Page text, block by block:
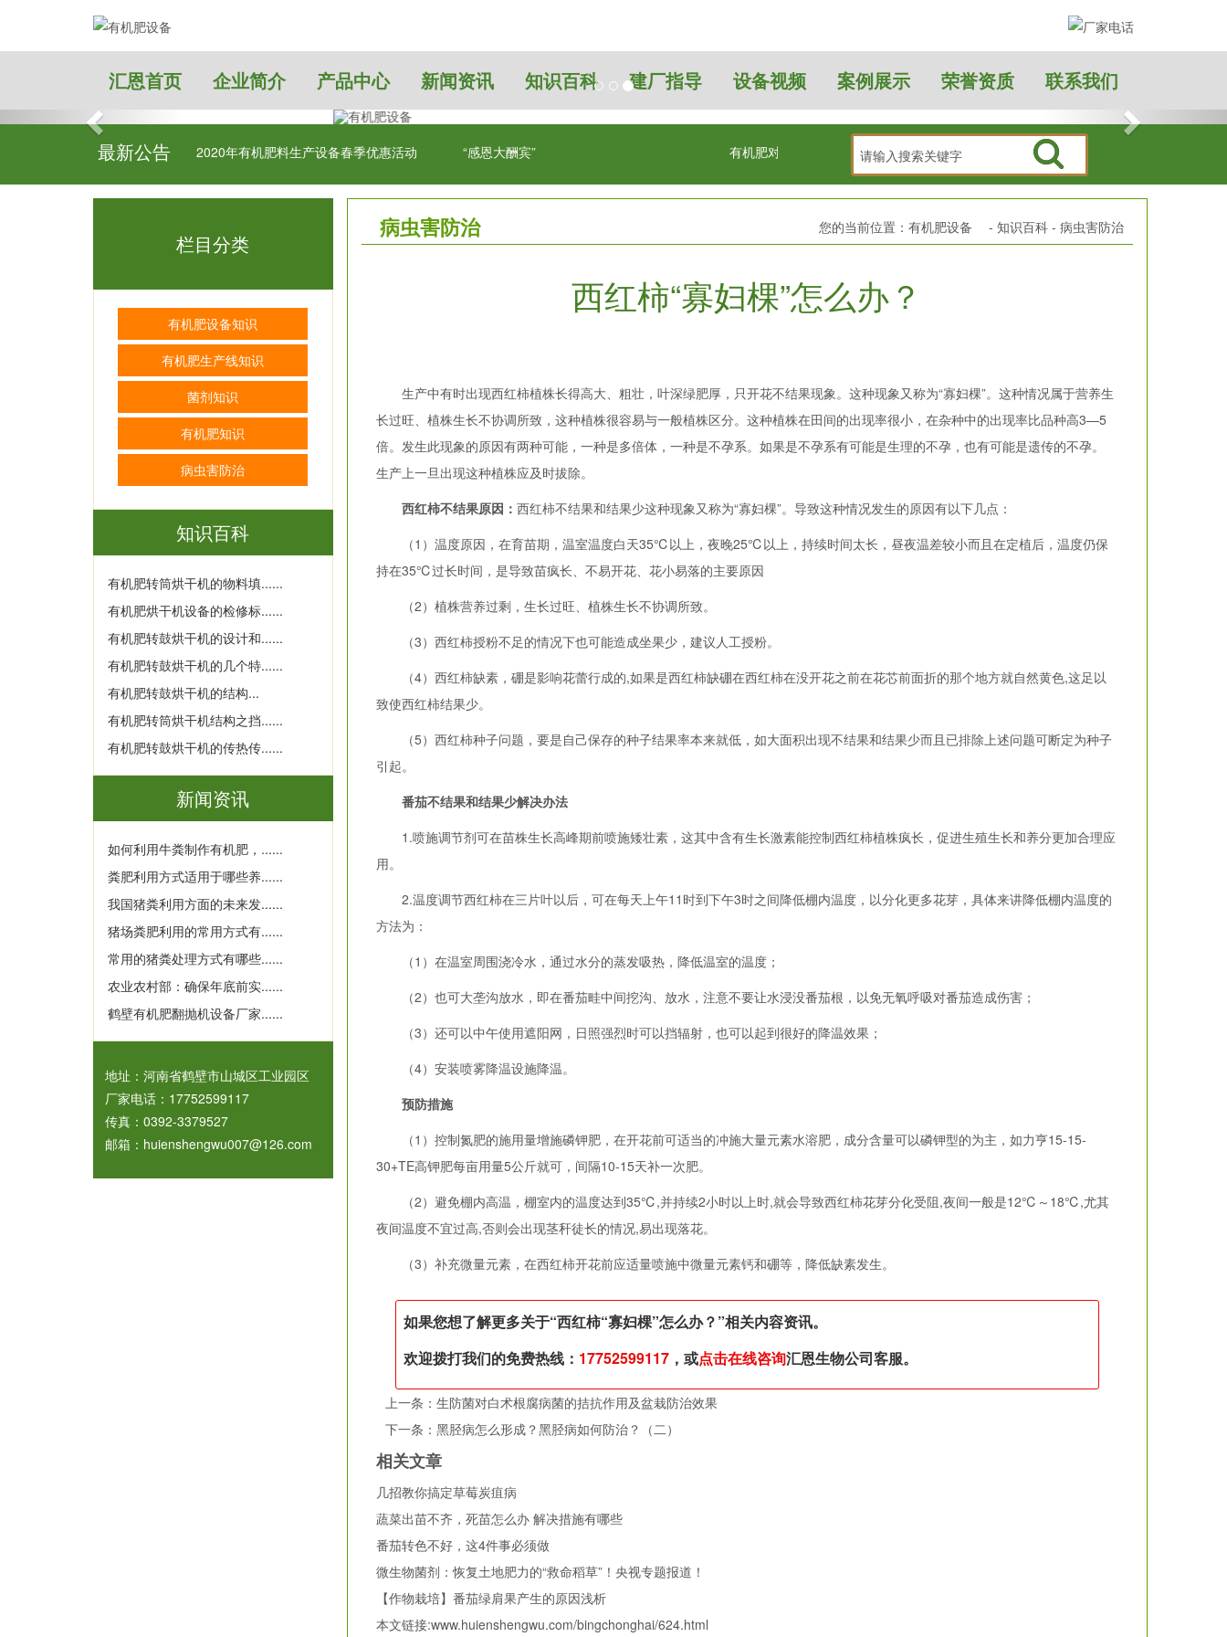
汇恩首页 企业简介 产品中心 新闻资讯 知识百科 建厂指导 设备视频 案例展示 荣誉资质 联系我们
最新公告 2020年有机肥料生产设备春季优惠活动 “感恩大酬宾” 有机肥对农业的7大贡献！ 有机肥设备找汇恩，您的理性选择。
栏目分类
有机肥设备知识
有机肥生产线知识
菌剂知识
有机肥知识
病虫害防治
知识百科
有机肥转筒烘干机的物料填......
有机肥烘干机设备的检修标......
有机肥转鼓烘干机的设计和......
有机肥转鼓烘干机的几个特......
有机肥转鼓烘干机的结构...
有机肥转筒烘干机结构之挡......
有机肥转鼓烘干机的传热传......
新闻资讯
如何利用牛粪制作有机肥，......
粪肥利用方式适用于哪些养......
我国猪粪利用方面的未来发......
猪场粪肥利用的常用方式有......
常用的猪粪处理方式有哪些......
农业农村部：确保年底前实......
鹤壁有机肥翻抛机设备厂家......
地址：河南省鹤壁市山城区工业园区
厂家电话：17752599117
传真：0392-3379527
邮箱：huienshengwu007@126.com
病虫害防治 您的当前位置： 有机肥设备 - 知识百科 - 病虫害防治
西红柿“寡妇棵”怎么办？
生产中有时出现西红柿植株长得高大、粗壮，叶深绿肥厚，只开花不结果现象。这种现象又称为“寡妇棵”。这种情况属于营养生
长过旺、植株生长不协调所致，这种植株很容易与一般植株区分。这种植株在田间的出现率很小，在杂种中的出现率比品种高3—5
倍。发生此现象的原因有两种可能，一种是多倍体，一种是不孕系。如果是不孕系有可能是生理的不孕，也有可能是遗传的不孕。
生产上一旦出现这种植株应及时拔除。
西红柿不结果原因：西红柿不结果和结果少这种现象又称为“寡妇棵”。导致这种情况发生的原因有以下几点：
（1）温度原因，在育苗期，温室温度白天35℃以上，夜晚25℃以上，持续时间太长，昼夜温差较小而且在定植后，温度仍保
持在35℃过长时间，是导致苗疯长、不易开花、花小易落的主要原因
（2）植株营养过剩，生长过旺、植株生长不协调所致。
（3）西红柿授粉不足的情况下也可能造成坐果少，建议人工授粉。
（4）西红柿缺素，硼是影响花蕾行成的,如果是西红柿缺硼在西红柿在没开花之前在花芯前面折的那个地方就自然黄色,这足以
致使西红柿结果少。
（5）西红柿种子问题，要是自己保存的种子结果率本来就低，如大面积出现不结果和结果少而且已排除上述问题可断定为种子
引起。
番茄不结果和结果少解决办法
1.喷施调节剂可在苗株生长高峰期前喷施矮壮素，这其中含有生长激素能控制西红柿植株疯长，促进生殖生长和养分更加合理应
用。
2.温度调节西红柿在三片叶以后，可在每天上午11时到下午3时之间降低棚内温度，以分化更多花芽，具体来讲降低棚内温度的
方法为：
（1）在温室周围浇冷水，通过水分的蒸发吸热，降低温室的温度；
（2）也可大垄沟放水，即在番茄畦中间挖沟、放水，注意不要让水浸没番茄根，以免无氧呼吸对番茄造成伤害；
（3）还可以中午使用遮阳网，日照强烈时可以挡辐射，也可以起到很好的降温效果；
（4）安装喷雾降温设施降温。
预防措施
（1）控制氮肥的施用量增施磷钾肥，在开花前可适当的冲施大量元素水溶肥，成分含量可以磷钾型的为主，如力亨15-15-
30+TE高钾肥每亩用量5公斤就可，间隔10-15天补一次肥。
（2）避免棚内高温，棚室内的温度达到35℃,并持续2小时以上时,就会导致西红柿花芽分化受阻,夜间一般是12℃～18℃,尤其
夜间温度不宜过高,否则会出现茎秆徒长的情况,易出现落花。
（3）补充微量元素，在西红柿开花前应适量喷施中微量元素钙和硼等，降低缺素发生。
如果您想了解更多关于“西红柿“寡妇棵”怎么办？”相关内容资讯。
欢迎拨打我们的免费热线： 17752599117，或点击在线咨询汇恩生物公司客服。
上一条：生防菌对白术根腐病菌的拮抗作用及盆栽防治效果
下一条：黑胫病怎么形成？黑胫病如何防治？（二）
相关文章
几招教你搞定草莓炭疽病
蔬菜出苗不齐，死苗怎么办 解决措施有哪些
番茄转色不好，这4件事必须做
微生物菌剂：恢复土地肥力的“救命稻草”！央视专题报道！
【作物栽培】番茄绿肩果产生的原因浅析
本文链接:www.huienshengwu.com/bingchonghai/624.html